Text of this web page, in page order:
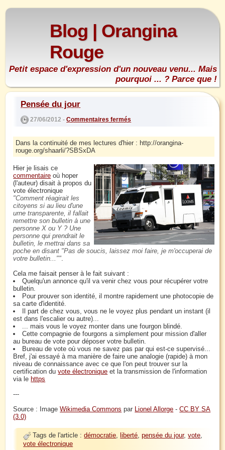
Blog | Orangina
Rouge
Petit espace d'expression d'un nouveau venu... Mais
pourquoi ... ? Parce que !
Pensée du jour
27/06/2012 -Commentaires fermés
Dans la continuité de mes lectures d'hier : http://orangina-
rouge.org/shaarli/?SBSxDA
Hier je lisais ce
commentaire où hoper
(l'auteur) disait à propos du
vote électronique
Comment réagirait les
citoyens si au lieu d'une
urne transparente, il fallait
remettre son bulletin à une
personne X ou Y ? Une
personne qui prendrait le
bulletin, le mettrai dans sa
poche en disant "Pas de soucis, laissez moi faire, je m'occuperai de
votre bulletin..." .
Cela me faisait penser à le fait suivant :
Quelqu'un annonce qu'il va venir chez vous pour récupérer votre
bulletin.
Pour prouver son identité, il montre rapidement une photocopie de
sa carte d'identité.
Il part de chez vous, vous ne le voyez plus pendant un instant (il
est dans l'escalier ou autre)...
... mais vous le voyez monter dans une fourgon blindé.
Cette compagnie de fourgons a simplement pour mission d'aller
au bureau de vote pour déposer votre bulletin.
Bureau de vote où vous ne savez pas par qui est-ce supervisé...
Bref, j'ai essayé à ma manière de faire une analogie (rapide) à mon
niveau de connaissance avec ce que l'on peut trouver sur la
certification duvote électronique et la transmission de l'information
via le https
---
Source : ImageWikimedia Commons par Lionel Allorge -CC BY SA
(3.0)
Tags de l'article :démocratie, liberté,pensée du jour,vote,
vote électronique